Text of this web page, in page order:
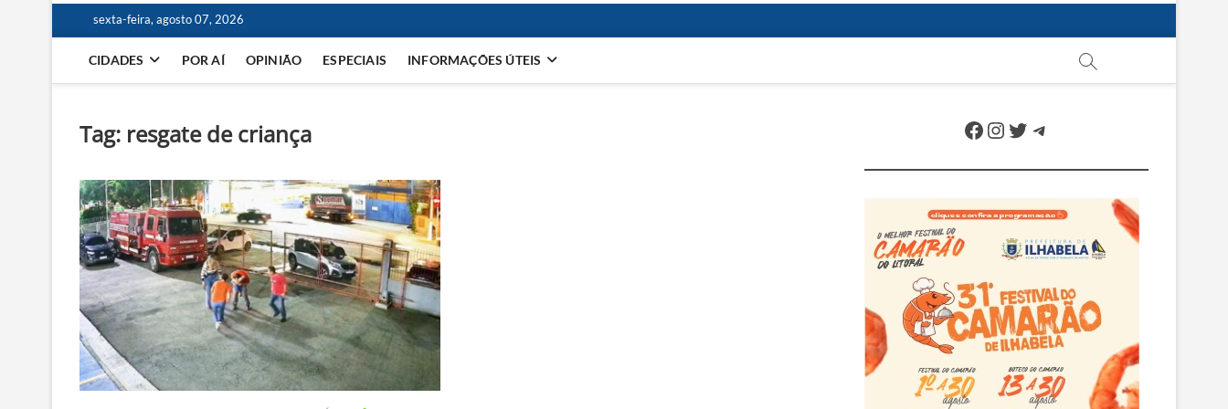
sexta-feira, agosto 07, 2026
CIDADES POR AÍ OPINIÃO ESPECIAIS INFORMAÇÕES ÚTEIS
Tag: resgate de criança Facebook
Instagram
Twitter
Telegram